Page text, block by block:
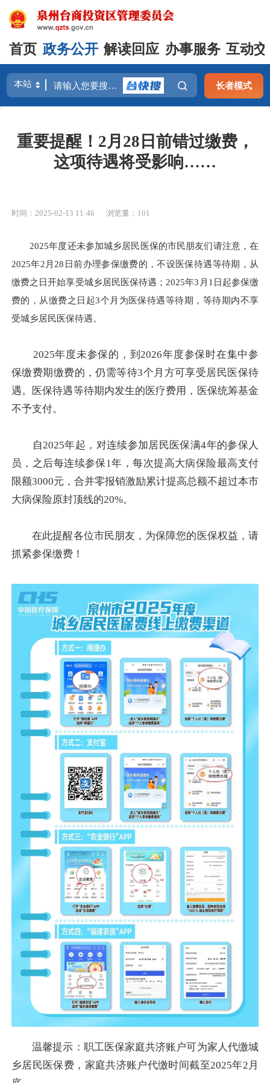
首页 政务公开 解读回应 办事服务 互动
长者模式
重要提醒！2月28日前错过缴费，
这项待遇将受影响……
时间：2025-02-13 11:46 浏览量： 101
2025年度还未参加城乡居民医保的市民朋友们请注意，在
2025年2月28日前办理参保缴费的，不设医保待遇等待期，从
缴费之日开始享受城乡居民医保待遇；2025年3月1日起参保缴
费的，从缴费之日起3个月为医保待遇等待期，等待期内不享
受城乡居民医保待遇。
2025年度未参保的，到2026年度参保时在集中参
保缴费期缴费的，仍需等待3个月方可享受居民医保待
遇。医保待遇等待期内发生的医疗费用，医保统筹基金
不予支付。
自2025年起，对连续参加居民医保满4年的参保人
员，之后每连续参保1年，每次提高大病保险最高支付
限额3000元，合并零报销激励累计提高总额不超过本市
大病保险原封顶线的20%。
在此提醒各位市民朋友，为保障您的医保权益，请
抓紧参保缴费！
温馨提示：职工医保家庭共济账户可为家人代缴城
乡居民医保费，家庭共济账户代缴时间截至2025年2月